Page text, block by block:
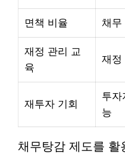
면책 비율 채무
재정 관리 교
육
재정
재투자 기회
투자
능
채무탕감 제도를 활